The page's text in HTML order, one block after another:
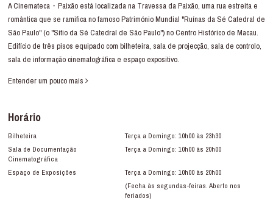
A Cinemateca・Paixão está localizada na Travessa da Paixão, uma rua estreita e
romântica que se ramifica no famoso Património Mundial "Ruínas da Sé Catedral de
São Paulo" (o "Sítio da Sé Catedral de São Paulo") no Centro Histórico de Macau.
Edifício de três pisos equipado com bilheteira, sala de projecção, sala de controlo,
sala de informação cinematográfica e espaço expositivo.
Entender um pouco mais
Horário
Bilheteira
Terça a Domingo: 10h00 às 23h30
Sala de Documentação
Cinematográfica
Terça a Domingo: 10h00 às 20h00
Espaço de Exposições
Terça a Domingo: 10h00 às 20h00
(Fecha às segundas-feiras. Aberto nos
feriados)